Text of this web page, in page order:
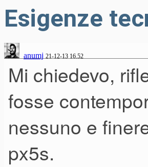
Esigenze
anumj 21-12-13 16.52
Mi chiedevo,
fosse
nessuno e
px5s.